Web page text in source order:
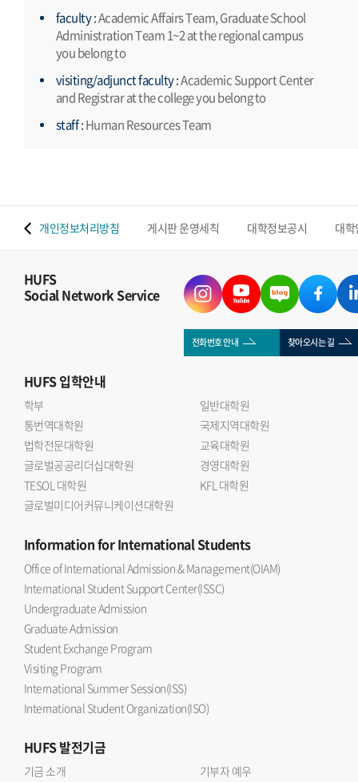
faculty :Academic Affairs Team, Graduate School
Administration Team 1~2 at the regional campus
you belong to
visiting/adjunct faculty :Academic Support Center
and Registrar at the college you belong to
staff :Human Resources Team
개인정보처리방침 게시판 운영세칙 대학정보공시 대
HUFS
Social Network Service
전화번호 안내 찾아오시는 길
HUFS입학안내
학부
일반대학원
통번역대학원
국제지역대학원
법학전문대학원
교육대학원
글로벌공공리더십대학원
경영대학원
TESOL 대학원
KFL 대학원
글로벌미디어커뮤니케이션대학원
Informationfor International Students
Office of International Admission & Management(OIAM)
International Student Support Center(ISSC)
Undergraduate Admission
Graduate Admission
Student Exchange Program
Visiting Program
International Summer Session(ISS)
International Student Organization(ISO)
HUFS발전기금
기금 소개
기부자 예우